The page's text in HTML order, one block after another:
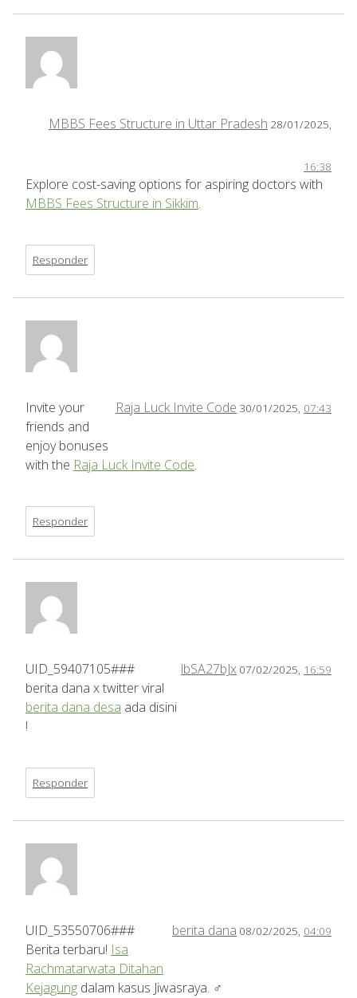
MBBS Fees Structure in Uttar Pradesh 28/01/2025,
16:38
Explore cost-saving options for aspiring doctors with
MBBS Fees Structure in Sikkim.
Responder
Raja Luck Invite Code 30/01/2025, 07:43
Invite your
friends and
enjoy bonuses
with the Raja Luck Invite Code.
Responder
lbSA27bJx 07/02/2025, 16:59
UID_59407105###
berita dana x twitter viral
berita dana desa ada disini
!
Responder
berita dana 08/02/2025, 04:09
UID_53550706###
Berita terbaru! Isa
Rachmatarwata Ditahan
Kejagung dalam kasus Jiwasraya. ‍♂️